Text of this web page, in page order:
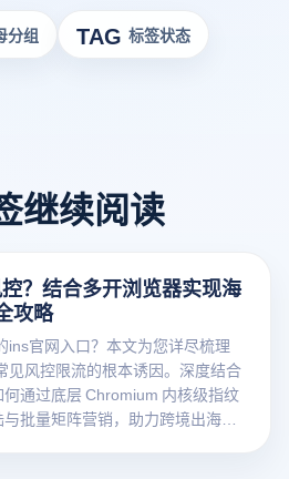
分组 TAG 标签状态
继续阅读
？结合多开浏览器实现海
攻略
ins官网入口？本文为您详尽梳理
见风控限流的根本诱因。深度结合
通过底层 Chromium 内核级指纹
批量矩阵营销，助力跨境出海斩